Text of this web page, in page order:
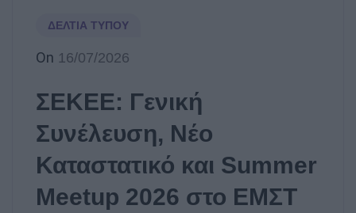
ΔΕΛΤΊΑ ΤΎΠΟΥ
On 16/07/2026
ΣΕΚΕΕ: Γενική
Συνέλευση, Νέο
Καταστατικό και Summer
Meetup 2026 στο ΕΜΣΤ